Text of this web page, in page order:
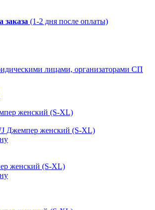
заказа (1-2 дня после оплаты)
лицами, организаторами СП
Джемпер женский (S-XL)
женский (S-XL)